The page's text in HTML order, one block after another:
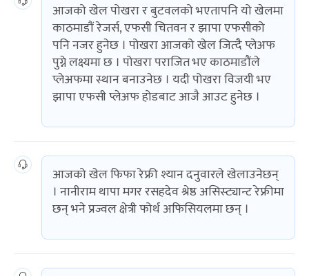
आजको खेल पोखरा र बुटवलको भएतापनि यो खेलमा
काठमाडौं रेजर्स, एफसी चितवन र झापा एफसीको
पनि नजर हुनेछ । पोखरा आजको खेल जित्दै प्लेअफ
पुग्ने लक्ष्यमा छ । पोखरा पराजित भए काठमाडौंले
प्लेअफमा स्थान बनाउनेछ । यदी पोखरा विजयी भए
झापा एफसी प्लेअफ होडबाट आजै आउट हुनेछ ।
आजको खेल फिफा रेफ्री श्यान दनुवारले खेलाउनेछन्
। नानीराम थापा मगर रसहदेव श्रेष्ठ असिस्ट्यान्ट रेफ्रीमा
छन् भने प्रज्वल क्षेत्री फोर्थ अफिसियलमा छन् ।